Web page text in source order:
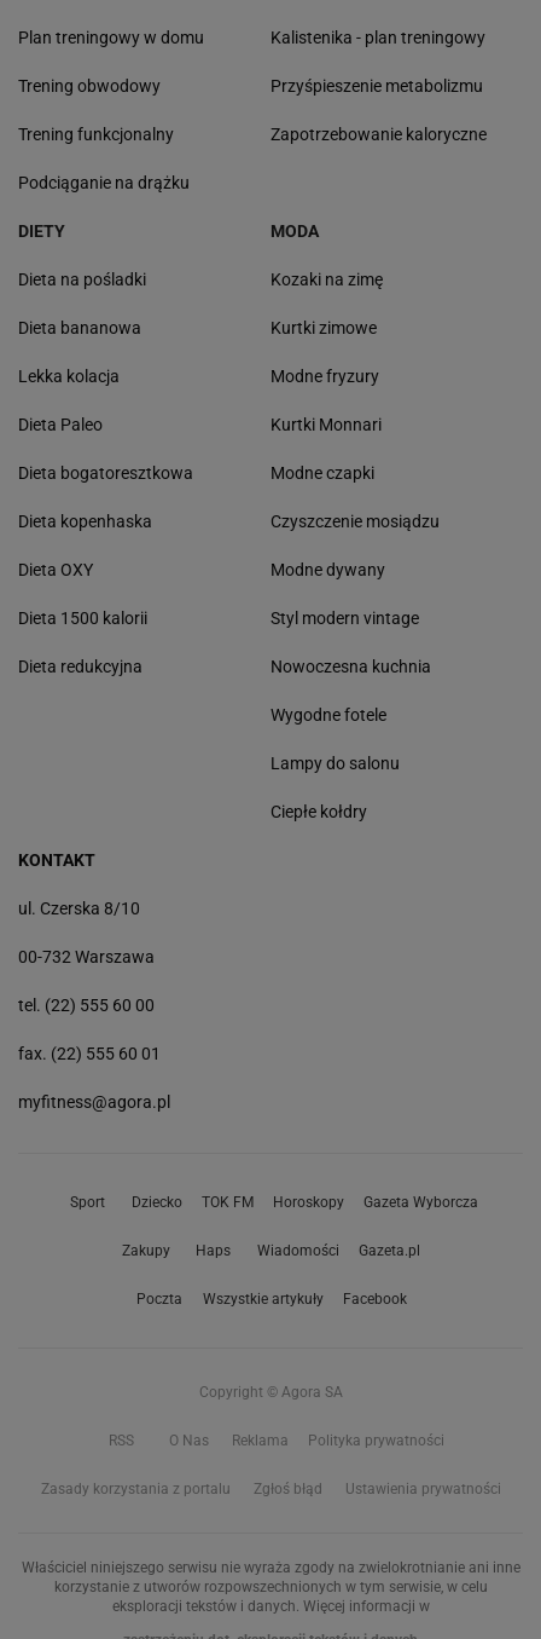
Plan treningowy w domu
Trening obwodowy
Trening funkcjonalny
Podciąganie na drążku
Kalistenika - plan treningowy
Przyśpieszenie metabolizmu
Zapotrzebowanie kaloryczne
DIETY
Dieta na pośladki
Dieta bananowa
Lekka kolacja
Dieta Paleo
Dieta bogatoresztkowa
Dieta kopenhaska
Dieta OXY
Dieta 1500 kalorii
Dieta redukcyjna
MODA
Kozaki na zimę
Kurtki zimowe
Modne fryzury
Kurtki Monnari
Modne czapki
Czyszczenie mosiądzu
Modne dywany
Styl modern vintage
Nowoczesna kuchnia
Wygodne fotele
Lampy do salonu
Ciepłe kołdry
KONTAKT
ul. Czerska 8/10
00-732 Warszawa
tel. (22) 555 60 00
fax. (22) 555 60 01
myfitness@agora.pl
Sport Dziecko TOK FM Horoskopy Gazeta Wyborcza
Zakupy Haps Wiadomości Gazeta.pl
Poczta Wszystkie artykuły Facebook
Copyright © Agora SA
RSS O Nas Reklama Polityka prywatności
Zasady korzystania z portalu Zgłoś błąd Ustawienia prywatności
Właściciel niniejszego serwisu nie wyraża zgody na zwielokrotnianie ani inne
korzystanie z utworów rozpowszechnionych w tym serwisie, w celu
eksploracji tekstów i danych. Więcej informacji w